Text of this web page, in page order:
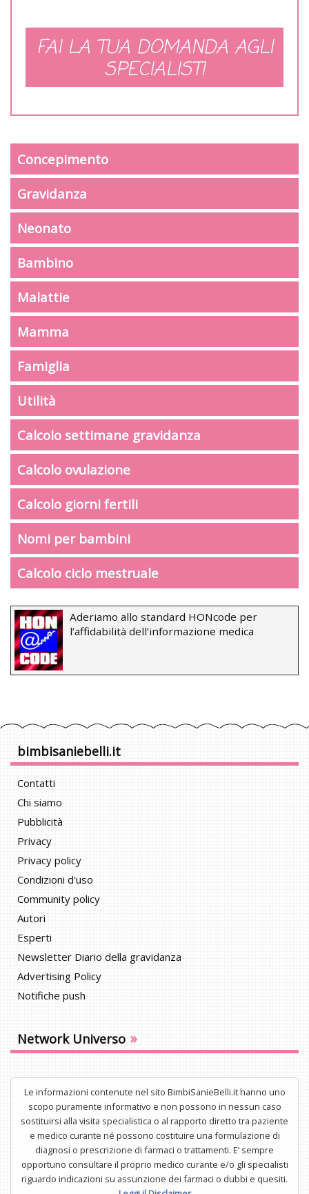
FAI LA TUA DOMANDA AGLI
SPECIALISTI
Concepimento
Gravidanza
Neonato
Bambino
Malattie
Mamma
Famiglia
Utilità
Calcolo settimane gravidanza
Calcolo ovulazione
Calcolo giorni fertili
Nomi per bambini
Calcolo ciclo mestruale
Aderiamo allo standard HONcode per
l’affidabilità dell’informazione medica
bimbisaniebelli.it
Contatti
Chi siamo
Pubblicità
Privacy
Privacy policy
Condizioni d'uso
Community policy
Autori
Esperti
Newsletter Diario della gravidanza
Advertising Policy
Notifiche push
Network Universo »
Le informazioni contenute nel sito BimbiSanieBelli.it hanno uno
scopo puramente informativo e non possono in nessun caso
sostituirsi alla visita specialistica o al rapporto diretto tra paziente
e medico curante né possono costituire una formulazione di
diagnosi o prescrizione di farmaci o trattamenti. E’ sempre
opportuno consultare il proprio medico curante e/o gli specialisti
riguardo indicazioni su assunzione dei farmaci o dubbi e quesiti.